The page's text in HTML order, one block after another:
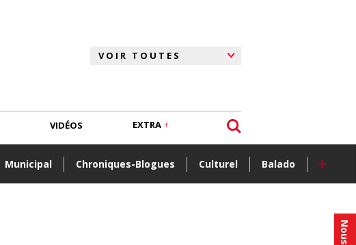
Municipal Chroniques-Blogues Culturel Balado +
VIDÉOS EXTRA